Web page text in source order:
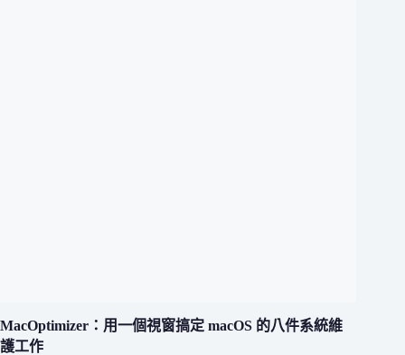
MacOptimizer：用一個視窗搞定 macOS 的八件系統維
護工作